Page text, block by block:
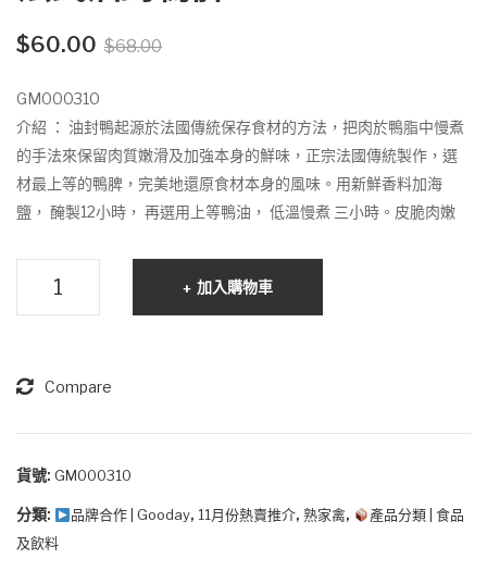
辣
臭
豆
腐
$68.00Original
$68.00.
$60.00
Current
$60.00.
GM000310
介紹 ： 油封鴨起源於法國傳統保存食材的方法，把肉於鴨脂中慢煮
的手法來保留肉質嫩滑及加強本身的鮮味，正宗法國傳統製作，選
材最上等的鴨脾，完美地還原食材本身的風味。用新鮮香料加海
鹽， 醃製12小時， 再選用上等鴨油， 低溫慢煮 三小時。皮脆肉嫩
鴨
量
加入購物車
Compare
貨號: GM000310
分類: 品牌合作 | Gooday, 11月份熱賣推介, 熟家禽,
產品分類 | 食品
及飲料